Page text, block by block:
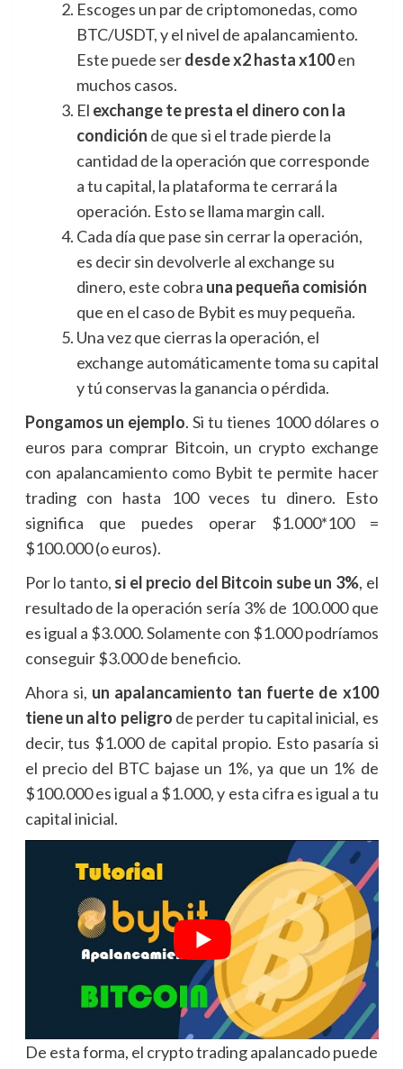
Escoges un par de criptomonedas, como
BTC/USDT, y el nivel de apalancamiento.
Este puede serdesde x2 hasta x100en
muchos casos.
El exchange te presta el dinero con la
condición de que si el trade pierde la
cantidad de la operación que corresponde
a tu capital, la plataforma te cerrará la
operación. Esto se llama margin call.
Cada día que pase sin cerrar la operación,
es decir sin devolverle al exchange su
dinero, este cobra una pequeña comisión
que en el caso de Bybit es muy pequeña.
Una vez que cierras la operación, el
exchange automáticamente toma su capital
y tú conservas la ganancia o pérdida.
Pongamos un ejemplo. Si tu tienes 1000 dólares o
euros para comprar Bitcoin, un crypto exchange
con apalancamiento como Bybit te permite hacer
trading con hasta 100 veces tu dinero. Esto
significa que puedes operar $1.000*100 =
$100.000 (o euros).
Por lo tanto, si el precio del Bitcoin sube un 3%, el
resultado de la operación sería 3% de 100.000 que
es igual a $3.000. Solamente con $1.000 podríamos
conseguir $3.000 de beneficio.
Ahora si, un apalancamiento tan fuerte de x100
tiene un alto peligro de perder tu capital inicial, es
decir, tus $1.000 de capital propio. Esto pasaría si
el precio del BTC bajase un 1%, ya que un 1% de
$100.000 es igual a $1.000, y esta cifra es igual a tu
capital inicial.
De esta forma, el crypto trading apalancado puede